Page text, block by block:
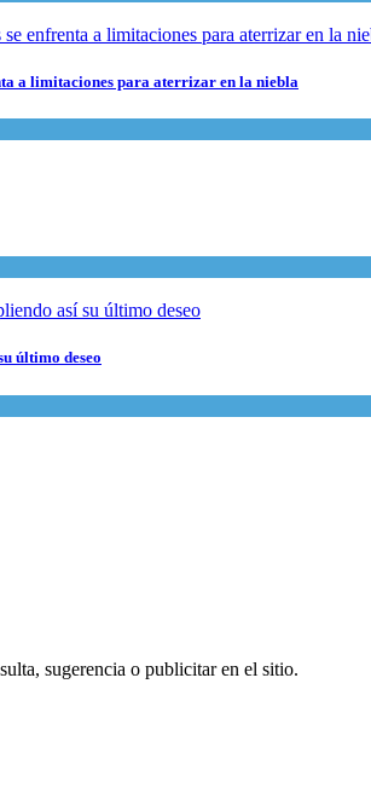
a limitaciones para aterrizar en la niebla
último deseo
sugerencia o publicitar en el sitio.